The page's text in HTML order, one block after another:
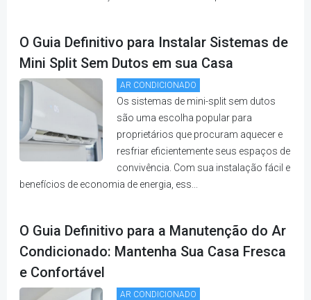
O Guia Definitivo para Instalar Sistemas de
Mini Split Sem Dutos em sua Casa
AR CONDICIONADO
Os sistemas de mini-split sem dutos
são uma escolha popular para
proprietários que procuram aquecer e
resfriar eficientemente seus espaços de
convivência. Com sua instalação fácil e
benefícios de economia de energia, ess...
O Guia Definitivo para a Manutenção do Ar
Condicionado: Mantenha Sua Casa Fresca
e Confortável
AR CONDICIONADO